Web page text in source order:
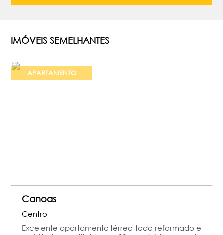
IMÓVEIS SEMELHANTES
APARTAMENTO
Canoas
Centro
Excelente apartamento térreo todo reformado e